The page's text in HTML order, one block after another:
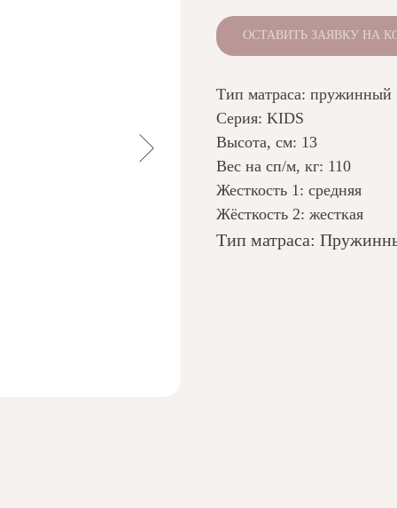
ОСТАВИТЬ ЗАЯВКУ НА
Тип матраса: пружинный
Серия: KIDS
Высота, см: 13
Вес на сп/м, кг: 110
Жесткость 1: средняя
Жёсткость 2: жесткая
Тип матраса: